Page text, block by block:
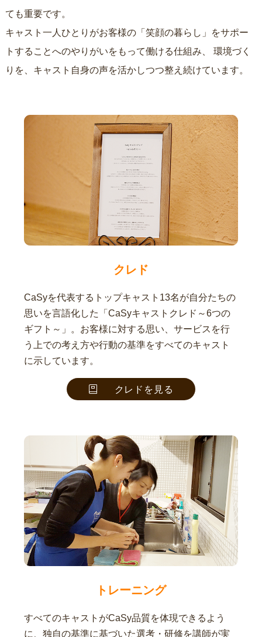
ても重要です。
キャスト一人ひとりがお客様の「笑顔の暮らし」をサポー
トすることへのやりがいをもって働ける仕組み、
りを、キャスト自身の声を活かしつつ整え続けています。
クレド
CaSyを代表するトップキャスト13名が自分たちの
思いを言語化した「CaSyキャストクレド～6つの
ギフト～」。お客様に対する思い、サービスを行
う上での考え方や行動の基準をすべてのキャスト
に示しています。
クレドを見る
トレーニング
すべてのキャストがCaSy品質を体現できるよう
に、独自の基準に基づいた選考・研修を講師が実